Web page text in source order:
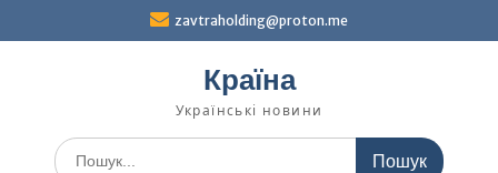
zavtraholding@proton.me
Країна
Українські новини
Шукати: